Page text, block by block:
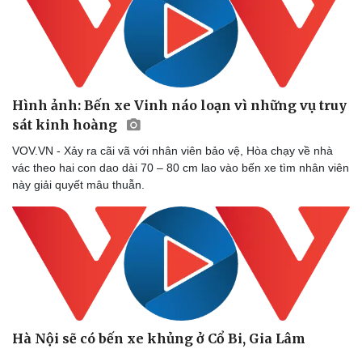
Hình ảnh: Bến xe Vinh náo loạn vì những vụ truy
sát kinh hoàng
VOV.VN - Xảy ra cãi vã với nhân viên bảo vệ, Hòa chạy về nhà
vác theo hai con dao dài 70 – 80 cm lao vào bến xe tìm nhân viên
này giải quyết mâu thuẫn.
Hà Nội sẽ có bến xe khủng ở Cổ Bi, Gia Lâm